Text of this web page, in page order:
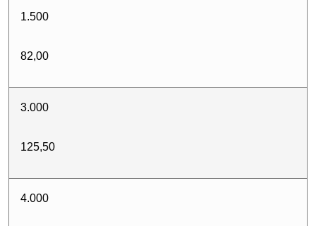
1.500
82,00
3.000
125,50
4.000